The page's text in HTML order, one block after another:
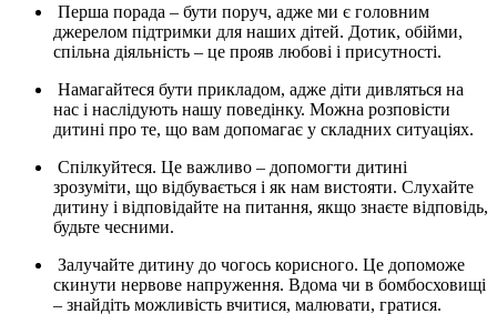
Перша порада – бути поруч, адже ми є головним
джерелом підтримки для наших дітей. Дотик, обійми,
спільна діяльність – це прояв любові і присутності.
Намагайтеся бути прикладом, адже діти дивляться на
нас і наслідують нашу поведінку. Можна розповісти
дитині про те, що вам допомагає у складних ситуаціях.
Спілкуйтеся. Це важливо – допомогти дитині
зрозуміти, що відбувається і як нам вистояти. Слухайте
дитину і відповідайте на питання, якщо знаєте відповідь,
будьте чесними.
Залучайте дитину до чогось корисного. Це допоможе
скинути нервове напруження. Вдома чи в бомбосховищі
– знайдіть можливість вчитися, малювати, гратися.